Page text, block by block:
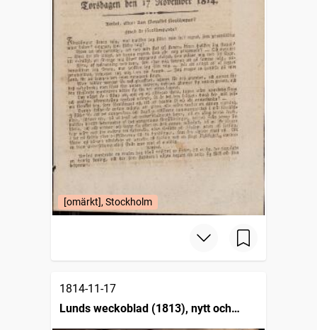
[omärkt], Stockholm
1814-11-17
Lunds weckoblad (1813), nytt och